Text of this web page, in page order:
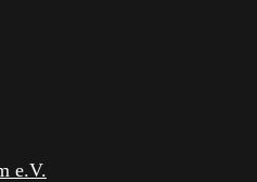
e.V.